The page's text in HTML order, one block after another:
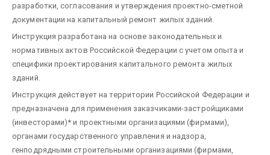
разработки, согласования и утверждения проектно-сметной
документации на капитальный ремонт жилых зданий.
Инструкция разработана на основе законодательных и
нормативных актов Российской Федерации с учетом опыта и
специфики проектирования капитального ремонта жилых
зданий.
Инструкция действует на территории Российской Федерации и
предназначена для применения заказчиками-застройщиками
(инвесторами)* и проектными организациями (фирмами),
органами государственного управления и надзора,
генподрядными строительными организациями (фирмами,